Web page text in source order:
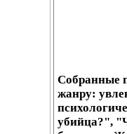
Собранные
жанру:
убийца?",